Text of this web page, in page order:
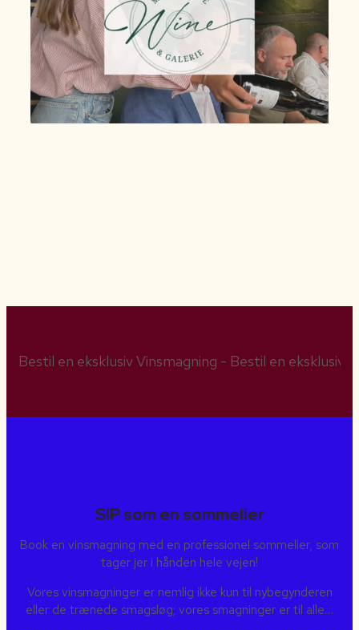
Bestil en eksklusiv Vinsmagning - Bestil en eksklusiv
SIP som en sommelier
Book en vinsmagning med en professionel sommelier, som
tager jer i hånden hele vejen!
Vores vinsmagninger er nemlig ikke kun til nybegynderen
eller de trænede smagsløg; vores smagninger er til alle…